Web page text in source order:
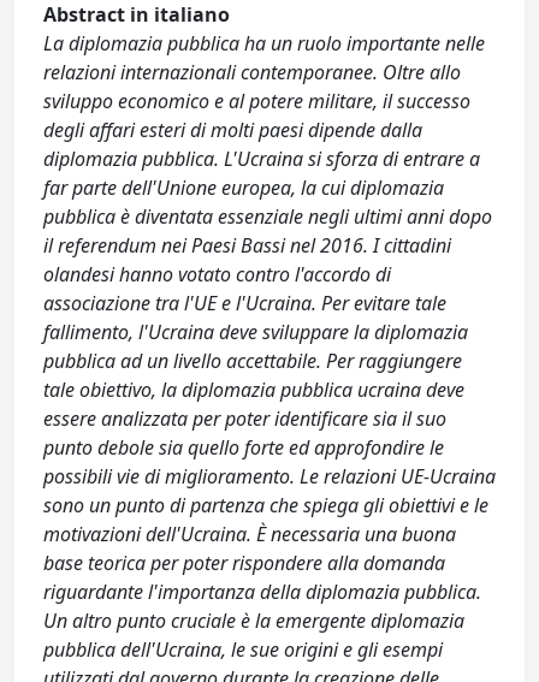
Abstract in italiano
La diplomazia pubblica ha un ruolo importante nelle
relazioni internazionali contemporanee. Oltre allo
sviluppo economico e al potere militare, il successo
degli affari esteri di molti paesi dipende dalla
diplomazia pubblica. L'Ucraina si sforza di entrare a
far parte dell'Unione europea, la cui diplomazia
pubblica è diventata essenziale negli ultimi anni dopo
il referendum nei Paesi Bassi nel 2016. I cittadini
olandesi hanno votato contro l'accordo di
associazione tra l'UE e l'Ucraina. Per evitare tale
fallimento, l'Ucraina deve sviluppare la diplomazia
pubblica ad un livello accettabile. Per raggiungere
tale obiettivo, la diplomazia pubblica ucraina deve
essere analizzata per poter identificare sia il suo
punto debole sia quello forte ed approfondire le
possibili vie di miglioramento. Le relazioni UE-Ucraina
sono un punto di partenza che spiega gli obiettivi e le
motivazioni dell'Ucraina. È necessaria una buona
base teorica per poter rispondere alla domanda
riguardante l'importanza della diplomazia pubblica.
Un altro punto cruciale è la emergente diplomazia
pubblica dell'Ucraina, le sue origini e gli esempi